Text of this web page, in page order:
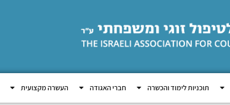
תוכניות לימוד והכשרה חברי האגודה העשרה מקצועית